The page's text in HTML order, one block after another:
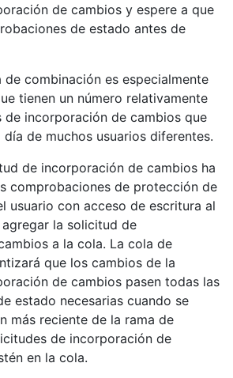
de cambios y espere a que
de estado antes de
de combinación es especialmente
tienen un número relativamente
incorporación de cambios que
de muchos usuarios diferentes.
de incorporación de cambios ha
comprobaciones de protección de
usuario con acceso de escritura al
la solicitud de
a la cola. La cola de
que los cambios de la
de cambios pasen todas las
estado necesarias cuando se
más reciente de la rama de
de incorporación de
en la cola.